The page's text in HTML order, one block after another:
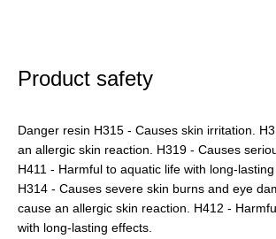
Product safety
Danger resin H315 - Causes skin irritation.
an allergic skin reaction. H319 - Causes
H411 - Harmful to aquatic life with long-
H314 - Causes severe skin burns and eye
cause an allergic skin reaction. H412 -
with long-lasting effects.